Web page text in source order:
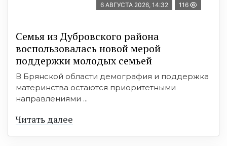
6 АВГУСТА 2026, 14:32 116
Семья из Дубровского района
воспользовалась новой мерой
поддержки молодых семьей
В Брянской области демография и поддержка
материнства остаются приоритетными
направлениями ...
Читать далее